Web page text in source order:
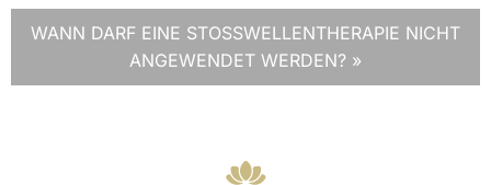
WANN DARF EINE STOSSWELLENTHERAPIE NICHT A
NGEWENDET WERDEN? »